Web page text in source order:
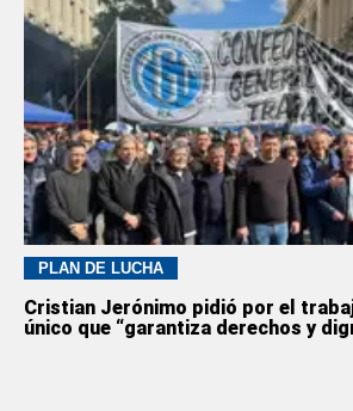
PLAN DE LUCHA
Cristian Jerónimo pidió por el
único que “garantiza derechos y